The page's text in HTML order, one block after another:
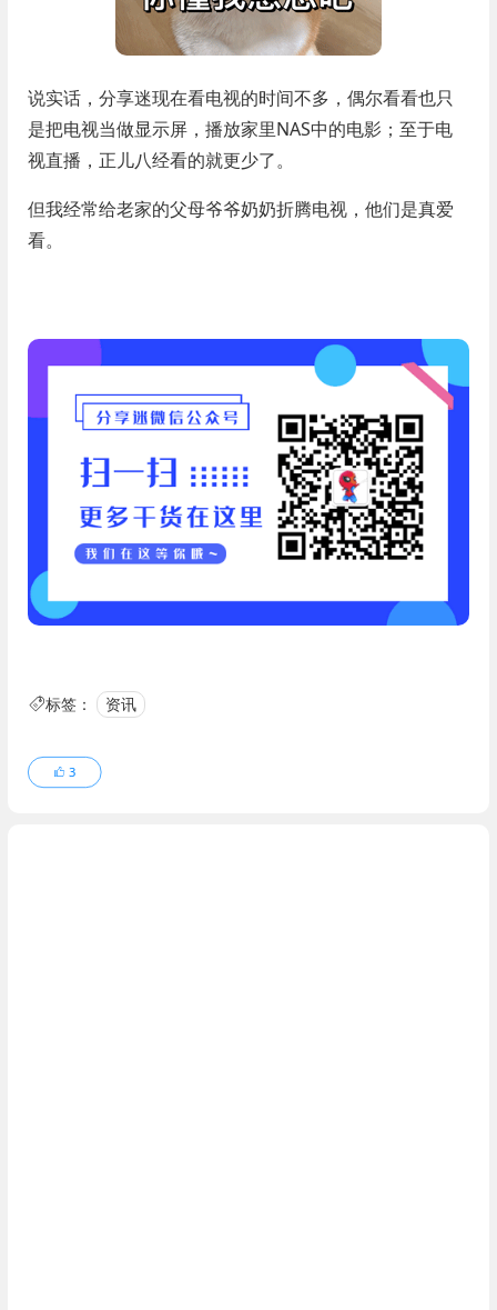
说实话，分享迷现在看电视的时间不多，偶尔看看也只
是把电视当做显示屏，播放家里NAS中的电影；至于电
视直播，正儿八经看的就更少了。
但我经常给老家的父母爷爷奶奶折腾电视，他们是真爱
看。
标签： 资讯
3